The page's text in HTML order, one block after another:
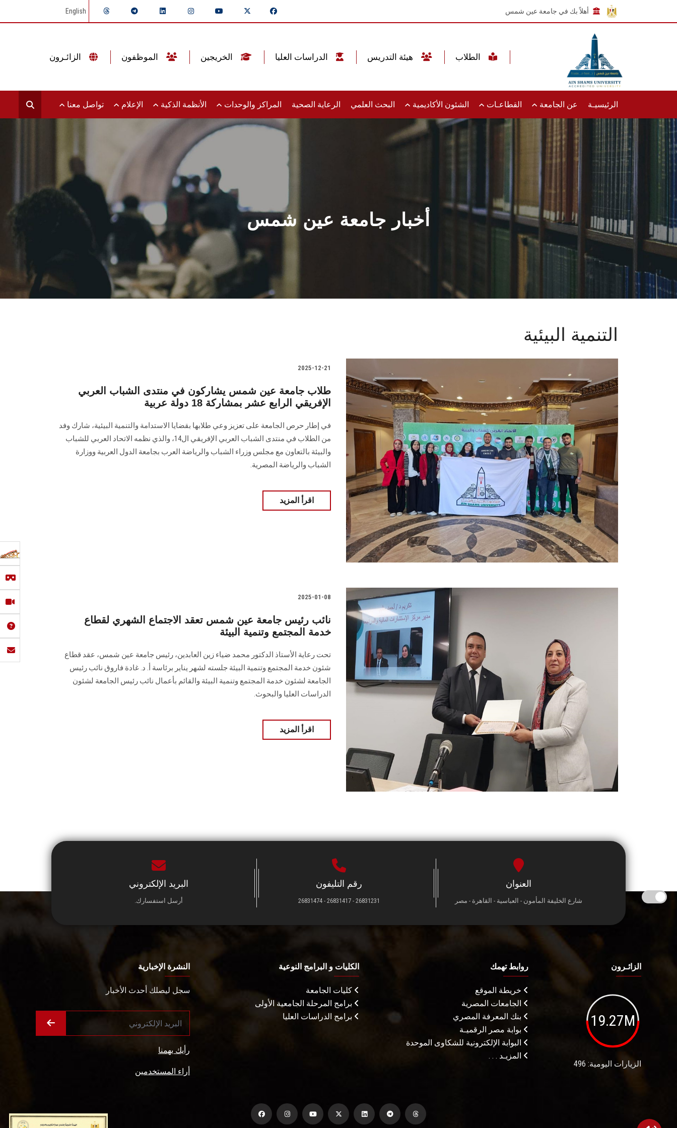
أهلاً بك في جامعة عين شمس English
الرئيسيـة عن الجامعة القطاعـات الشئون الأكاديمية البحث العلمي الرعاية الصحية المراكز والوحدات الأنظمة الذكية الإعلام تواصل معنا
أخبار جامعة عين شمس
التنمية البيئية
2025-12-21
طلاب جامعة عين شمس يشاركون في منتدى الشباب العربي
الإفريقي الرابع عشر بمشاركة 18 دولة عربية
في إطار حرص الجامعة على تعزيز وعي طلابها بقضايا الاستدامة والتنمية البيئية، شارك وفد
من الطلاب في منتدى الشباب العربي الإفريقي ال14، والذي نظمه الاتحاد العربي للشباب
والبيئة بالتعاون مع مجلس وزراء الشباب والرياضة العرب بجامعة الدول العربية ووزارة
الشباب والرياضة المصرية.
اقرأ المزيد
2025-01-08
نائب رئيس جامعة عين شمس تعقد الاجتماع الشهري لقطاع
خدمة المجتمع وتنمية البيئة
‎تحت رعاية الأستاذ الدكتور محمد ضياء زين العابدين، رئيس جامعة عين شمس، عقد قطاع
شئون خدمة المجتمع وتنمية البيئة جلسته لشهر يناير برئاسة أ. د. غادة فاروق نائب رئيس
الجامعة لشئون خدمة المجتمع وتنمية البيئة والقائم بأعمال نائب رئيس الجامعة لشئون
الدراسات العليا والبحوث.
اقرأ المزيد
العنوان
شارع الخليفة المأمون - العباسية - القاهرة - مصر
رقم التليفون
26831231 - 26831417 - 26831474
البريد الإلكتروني
أرسل استفسارك.
الزائـرون
19.27M
الزيارات اليومية: 496
روابط تهمك
خريطة الموقع
الجامعات المصرية
بنك المعرفة المصري
بوابة مصر الرقميـة
البوابة الإلكترونية للشكاوى الموحدة
المزيـد . . .
الكليات و البرامج النوعية
كليات الجامعة
برامج المرحلة الجامعية الأولى
برامج الدراسات العليا
النشرة الإخبارية
سجل ليصلك أحدث الأخبار
رأيك يهمنا
أراء المستخدمين